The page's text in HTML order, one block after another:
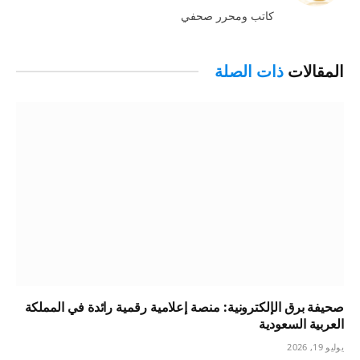
كاتب ومحرر صحفي
المقالات ذات الصلة
صحيفة برق الإلكترونية: منصة إعلامية رقمية رائدة في المملكة
العربية السعودية
يوليو 19, 2026